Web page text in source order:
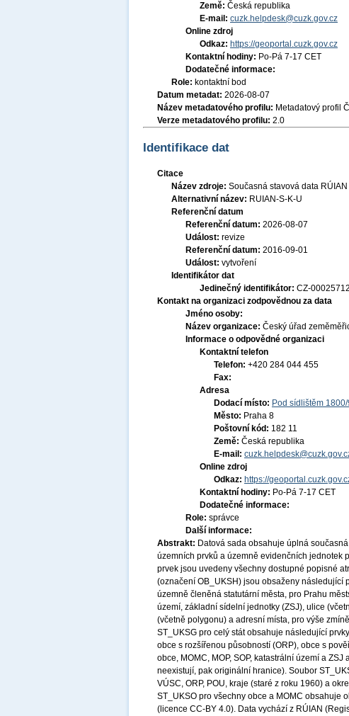
Země: Česká republika
E-mail: cuzk.helpdesk@cuzk.gov.cz
Online zdroj
Odkaz: https://geoportal.cuzk.gov.cz
Kontaktní hodiny: Po-Pá 7-17 CET
Dodatečné informace:
Role: kontaktní bod
Datum metadat: 2026-08-07
Název metadatového profilu: Metadatový profil
Verze metadatového profilu: 2.0
Identifikace dat
Citace
Název zdroje: Současná stavová data
Alternativní název: RUIAN-S-K-U
Referenční datum
Referenční datum: 2026-08-07
Událost: revize
Referenční datum: 2016-09-01
Událost: vytvoření
Identifikátor dat
Jedinečný identifikátor: CZ-
Kontakt na organizaci zodpovědnou za data
Jméno osoby:
Název organizace: Český úřad
Informace o odpovědné organizaci
Kontaktní telefon
Telefon: +420 284 044 455
Fax:
Adresa
Dodací místo: Pod sídlištěm 1800/
Město: Praha 8
Poštovní kód: 182 11
Země: Česká republika
E-mail:
Online zdroj
Odkaz: https://
Kontaktní hodiny: Po-Pá 7-17 CET
Dodatečné informace:
Role: správce
Další informace:
Abstrakt: Datová sada obsahuje úplná
územních prvků a územně evidenčních jednotek
prvek jsou uvedeny všechny dostupné popisné
(označení OB_UKSH) jsou obsaženy následující
územně členěná statutární města, pro Prahu
území, základní sídelní jednotky (ZSJ), ulice
(včetně polygonu) a adresní místa, pro výše
ST_UKSG pro celý stát obsahuje následující
obce s rozšířenou působností (ORP), obce s
obce, MOMC, MOP, SOP, katastrální území a
neexistují, pak originální hranice). Soubor
VÚSC, ORP, POU, kraje (staré z roku 1960) a
ST_UKSO pro všechny obce a MOMC obsahuje
(licence CC-BY 4.0). Data vychází z RÚIAN